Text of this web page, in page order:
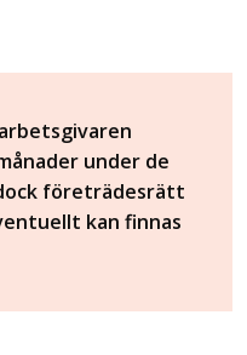
under de
företrädesrätt
kan finnas